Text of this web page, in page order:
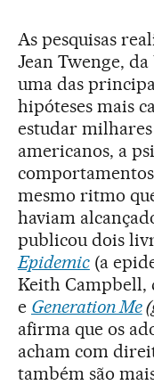
As pesquisas
Jean Twenge,
uma das
hipóteses mais
estudar
americanos, a
mesmo ritmo
haviam
publicou dois
Epidemic(a
Keith Campbell,
e Generation Me
afirma que os
acham com
também são